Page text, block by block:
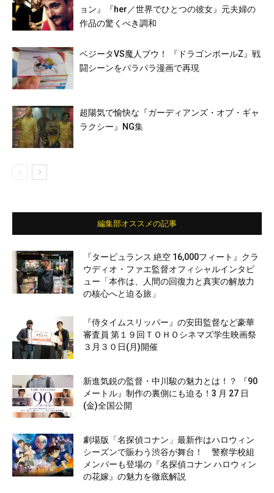
ョン』『her／世界でひとつの彼女』元夫婦の
作品の驚くべき調和
ベジータVS魔人ブウ！ 『ドラゴンボールZ』戦
闘シーンをパラパラ漫画で再現
超陽気で愉快な『ガーディアンズ・オブ・ギャ
ラクシー』NG集
編集部オススメの記事
『タービュランス 絶空 16,000フィート』クラ
ウディオ・ファエ監督オフィシャルインタビ
ュー「本作は、人間の回復力と真実の解放力
の核心へと迫る旅」
『侍タイムスリッパー』の安田監督など豪華
審査員 第１９回ＴＯＨＯシネマズ学生映画祭
３月３０日(月)開催
新進気鋭の監督・中川駿の魅力とは！？ 『90
メートル』制作の裏側にも迫る！3 月 27 日
(金)全国公開
劇場版「名探偵コナン」最新作はハロウィン
シーズンで賑わう渋谷が舞台！ 警察学校組
メンバーも登場の『名探偵コナン ハロウィン
の花嫁』の魅力を徹底解説